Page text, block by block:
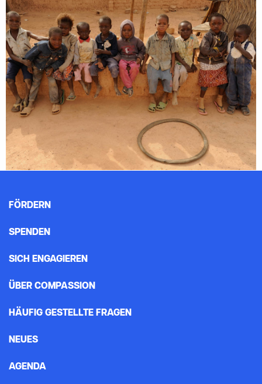
FÖRDERN
SPENDEN
SICH ENGAGIEREN
ÜBER COMPASSION
HÄUFIG GESTELLTE FRAGEN
NEUES
AGENDA